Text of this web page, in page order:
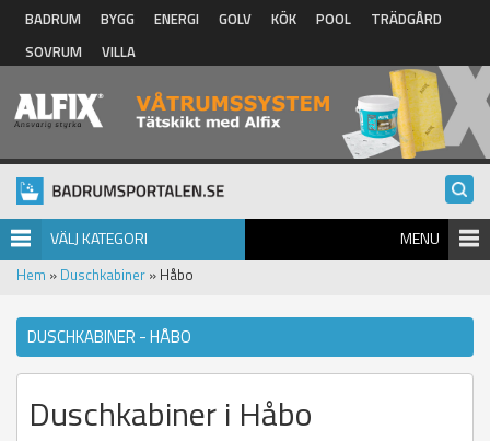
Hoppa till huvudinnehåll
BADRUM BYGG ENERGI GOLV KÖK POOL
TRÄDGÅRD
SOVRUM
VILLA
VÄLJ KATEGORI MENU
Hem » Duschkabiner » Håbo
DUSCHKABINER - HÅBO
Duschkabiner i Håbo